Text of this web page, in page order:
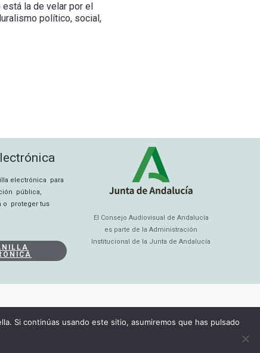
la de velar por el
político, social,
electrónica para
pública,
o proteger tus
El Consejo Audiovisual de Andalucía
es parte de la Administración
Institucional de la Junta de Andalucía
Si continúas usando este sitio, asumiremos que has pulsado